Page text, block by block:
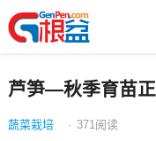
芦笋—秋季育苗
蔬菜栽培 · 371 阅读